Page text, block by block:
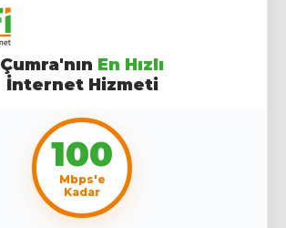
Çumra'nın En Hızlı
İnternet Hizmeti
100
Mbps'e
Kadar